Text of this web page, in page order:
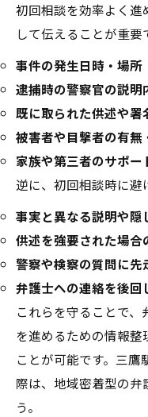
初回相談を効率よく
して伝えることが重要
事件の発生日時・場所
逮捕時の警察官の説明
既に取られた供述や署
被害者や目撃者の有無
家族や第三者のサポー
逆に、初回相談時に避
事実と異なる説明や隠
供述を強要された場合
警察や検察の質問に先
弁護士への連絡を後回
これらを守ることで
を進めるための情報整
ことが可能です。三鷹
際は、地域密着型の弁
う。